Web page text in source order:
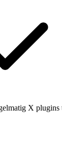
X plugins